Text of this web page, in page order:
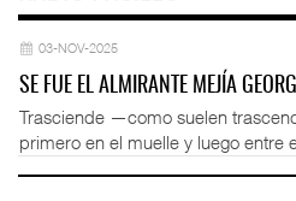
03-NOV-2025
SE FUE EL ALMIRANTE MEJÍA
Trasciende —como suelen
primero en el muelle y luego entre